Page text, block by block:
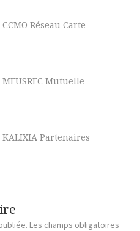
CCMO Réseau Carte
MEUSREC Mutuelle
KALIXIA Partenaires
Les champs obligatoires